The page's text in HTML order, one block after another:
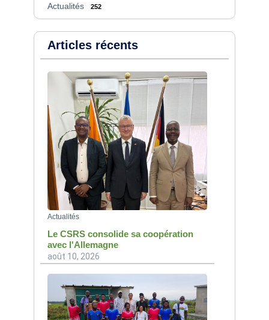
Actualités 252
Articles récents
Actualités
Le CSRS consolide sa coopération
avec l'Allemagne
août 10, 2026